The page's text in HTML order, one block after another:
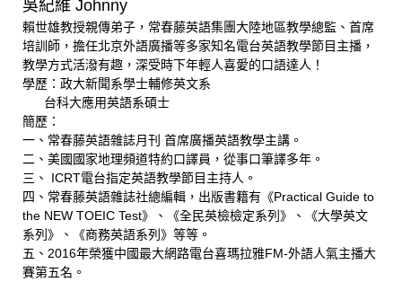
吳紀維 Johnny
賴世雄教授親傳弟子，常春藤英語集團大陸地區教學總監、首席
培訓師，擔任北京外語廣播等多家知名電台英語教學節目主播，
教學方式活潑有趣，深受時下年輕人喜愛的口語達人！
學歷：政大新聞系學士輔修英文系
台科大應用英語系碩士
簡歷：
一、常春藤英語雜誌月刊 首席廣播英語教學主講。
二、美國國家地理頻道特約口譯員，從事口筆譯多年。
三、 ICRT電台指定英語教學節目主持人。
四、常春藤英語雜誌社總編輯，出版書籍有《Practical Guide to
the NEW TOEIC Test》、《全民英檢檢定系列》、《大學英文
系列》、《商務英語系列》等等。
五、2016年榮獲中國最大網路電台喜瑪拉雅FM-外語人氣主播大
賽第五名。